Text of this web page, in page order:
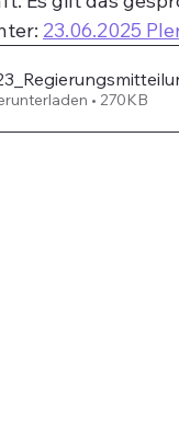
23.06.2025
• 270KB